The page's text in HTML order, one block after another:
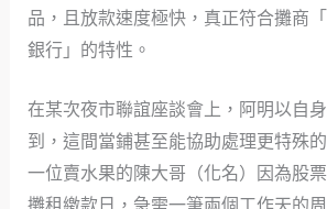
品，且放款速度極快，真正符合攤商
銀行」的特性。
在某次夜市聯誼座談會上，阿明以自
到，這間當鋪甚至能協助處理更特殊
一位賣水果的陳大哥（化名）因為股